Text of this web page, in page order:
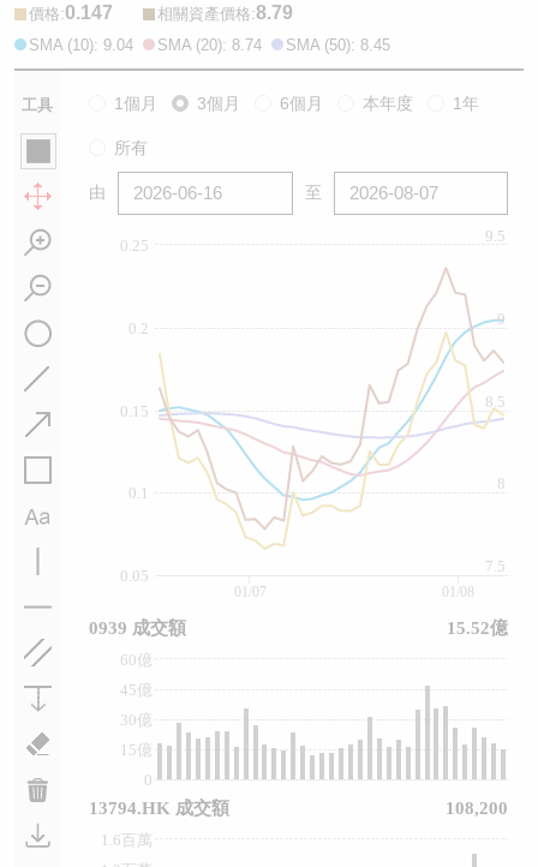
價格:0.147 相關資產價格:8.79
SMA (10): 9.04 SMA (20): 8.74 SMA (50): 8.45
工具 1個月 3個月 6個月 本年度 1年
所有
由 至
0.05
0.1
0.15
0.2
0.25
7.5
8
8.5
9
9.5
0
15億
30億
45億
60億
1.6百萬
01/07 01/08
0939 成交額 15.52億
13794.HK 成交額 108,200